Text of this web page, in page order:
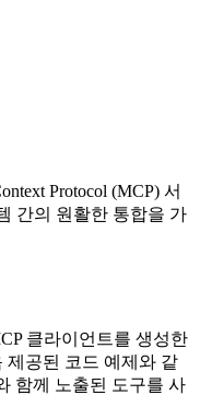
Protocol (MCP) 서
간의 원활한 통합을 가
클라이언트를 생성한
제공된 코드 예제와 같
함께 노출된 도구를 사